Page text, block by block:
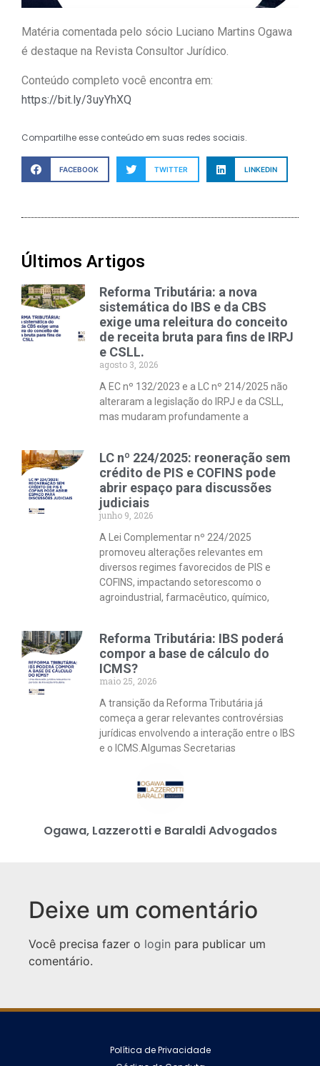
Ogawa, Lazzerotti e Baraldi Advogados
Matéria comentada pelo sócio Luciano Martins Ogawa
é destaque na Revista Consultor Jurídico.
Conteúdo completo você encontra em:
https://bit.ly/3uyYhXQ
Compartilhe esse conteúdo em suas redes sociais.
FACEBOOK TWITTER LINKEDIN
Últimos Artigos
Reforma Tributária: a nova
sistemática do IBS e da CBS
exige uma releitura do conceito
de receita bruta para fins de IRPJ
e CSLL.
agosto 3, 2026
A EC nº 132/2023 e a LC nº 214/2025 não
alteraram a legislação do IRPJ e da CSLL,
mas mudaram profundamente a
LC nº 224/2025: reoneração sem
crédito de PIS e COFINS pode
abrir espaço para discussões
judiciais
junho 9, 2026
A Lei Complementar nº 224/2025
promoveu alterações relevantes em
diversos regimes favorecidos de PIS e
COFINS, impactando setorescomo o
agroindustrial, farmacêutico, químico,
Reforma Tributária: IBS poderá
compor a base de cálculo do
ICMS?
maio 25, 2026
A transição da Reforma Tributária já
começa a gerar relevantes controvérsias
jurídicas envolvendo a interação entre o IBS
e o ICMS.Algumas Secretarias
Deixe um comentário
Você precisa fazer o login para publicar um
comentário.
Política de Privacidade